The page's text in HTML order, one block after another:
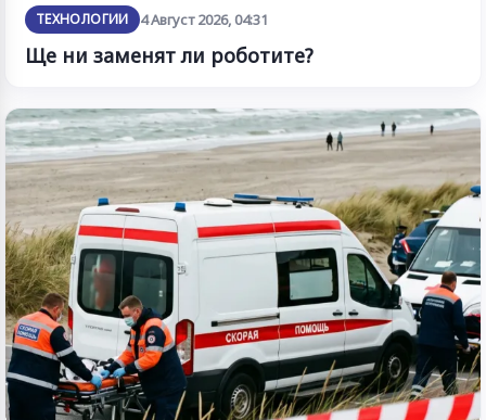
ТЕХНОЛОГИИ 4 Август 2026, 04:31
Ще ни заменят ли роботите?